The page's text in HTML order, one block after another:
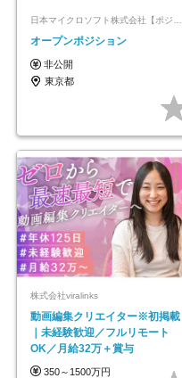
日本マイクロソフト株式会社【ポジションマッチ登録】
オープンポジション
非公開
東京都
株式会社viralinks
動画編集クリエイター※初掲載
｜未経験歓迎／フルリモート
OK／月給32万＋賞与
350～1500万円